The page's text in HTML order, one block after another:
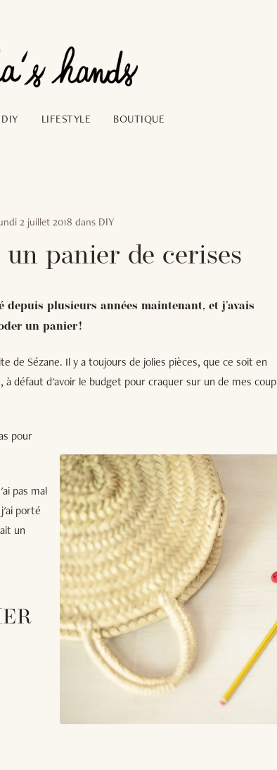
DIY LIFESTYLE BOUTIQUE
2 juillet 2018 dans DIY
panier de cerises
depuis plusieurs années maintenant, et j'avais
un panier !
de Sézane. Il y a toujours de jolies pièces, que ce soit en
défaut d'avoir le budget pour craquer sur un de mes coup
pour
pas mal
porté
un